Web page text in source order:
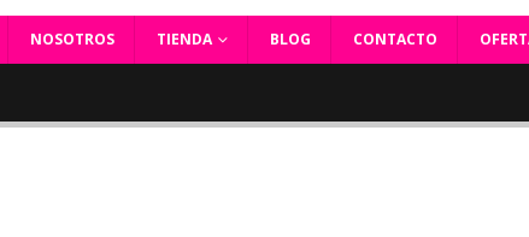
NOSOTROS TIENDA BLOG CONTACTO